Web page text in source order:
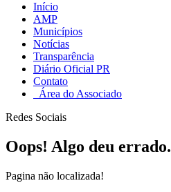
Início
AMP
Municípios
Notícias
Transparência
Diário Oficial PR
Contato
Área do Associado
Redes Sociais
Oops! Algo deu errado.
Pagina não localizada!